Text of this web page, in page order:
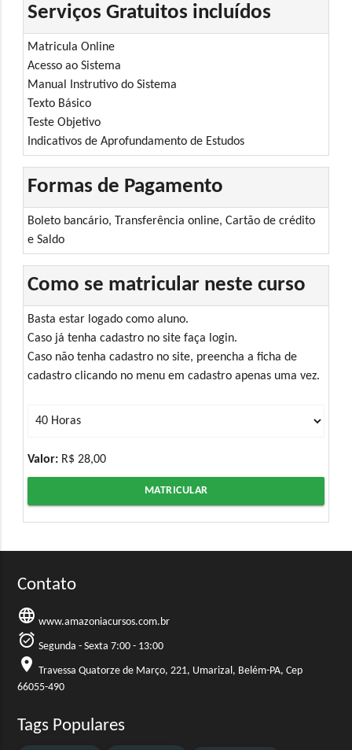
Serviços Gratuitos incluídos
Matricula Online
Acesso ao Sistema
Manual Instrutivo do Sistema
Texto Básico
Teste Objetivo
Indicativos de Aprofundamento de Estudos
Formas de Pagamento
Boleto bancário, Transferência online, Cartão de crédito
e Saldo
Como se matricular neste curso
Basta estar logado como aluno.
Caso já tenha cadastro no site faça login.
Caso não tenha cadastro no site, preencha a ficha de
cadastro clicando no menu em cadastro apenas uma vez.
Valor: R$ 28,00
MATRICULAR
Contato
language www.amazoniacursos.com.br
alarm_on Segunda - Sexta 7:00 - 13:00
location_on Travessa Quatorze de Março, 221, Umarizal, Belém-PA, Cep
66055-490
Tags Populares